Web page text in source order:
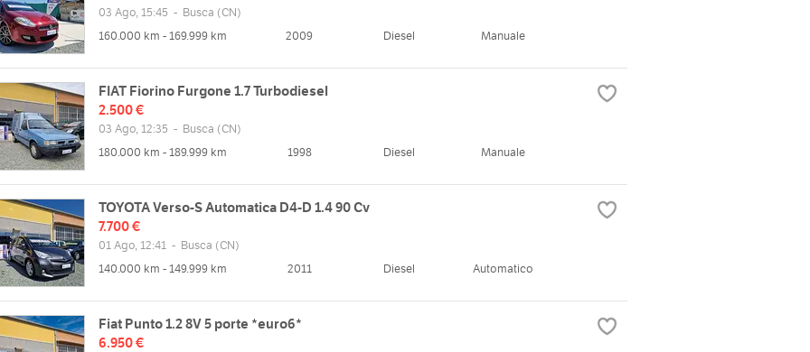
03 Ago, 15:45 - Busca (CN)
160.000 km - 169.999 km
2009 Diesel Manuale
FIAT Fiorino Furgone 1.7 Turbodiesel
2.500 €
03 Ago, 12:35 - Busca (CN)
180.000 km - 189.999 km
1998 Diesel Manuale
TOYOTA Verso-S Automatica D4-D 1.4 90 Cv
7.700 €
01 Ago, 12:41 - Busca (CN)
140.000 km - 149.999 km
2011 Diesel Automatico
Fiat Punto 1.2 8V 5 porte *euro6*
6.950 €